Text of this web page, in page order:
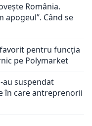
România.
Când se
pentru funcția
pe Polymarket
au suspendat
în care antreprenorii